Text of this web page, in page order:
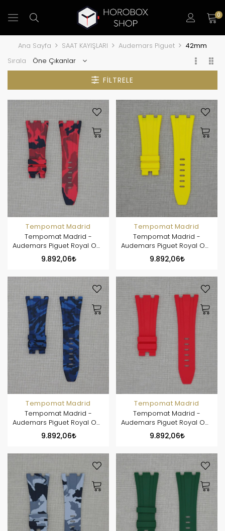
0
Ana Sayfa SAAT KAYIŞLARI Audemars Piguet 42mm
Sırala
FILTRELE
Tempomat Madrid
Tempomat Madrid -
Audemars Piguet Royal Oak
Offshore 42mm Model
Ailesi Uyumlu Kauçuk Kayış
9.892,06
Tempomat Madrid
Tempomat Madrid -
Audemars Piguet Royal Oak
Offshore 42mm Model
Ailesi Uyumlu Kauçuk Kayış
9.892,06
Tempomat Madrid
Tempomat Madrid -
Audemars Piguet Royal Oak
Offshore 42mm Model
Ailesi Uyumlu Kauçuk Kayış
9.892,06
Tempomat Madrid
Tempomat Madrid -
Audemars Piguet Royal Oak
Offshore 42mm Model
Ailesi Uyumlu Kauçuk Kayış
9.892,06